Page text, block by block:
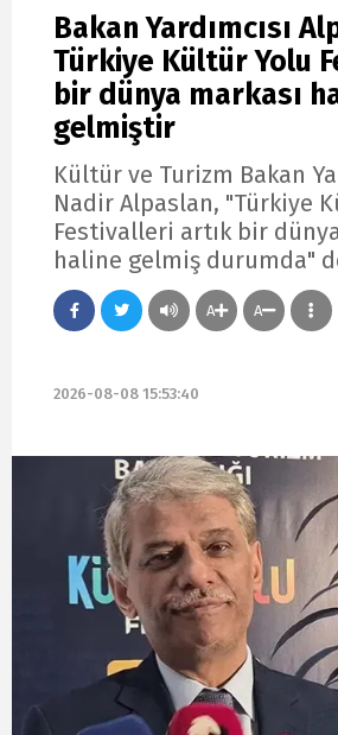
Bakan Yardımcısı
Türkiye Kültür Yolu
bir dünya markası
gelmiştir
Kültür ve Turizm Bakan
Nadir Alpaslan, "Türkiye
Festivalleri artık bir
haline gelmiş durumda"
A A
2026-08-08 15:53:40